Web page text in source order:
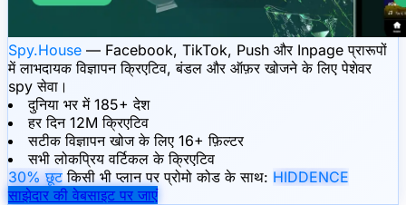
Spy.House — Facebook, TikTok, Push और Inpage प्रारूपों
में लाभदायक विज्ञापन क्रिएटिव, बंडल और ऑफ़र खोजने के लिए पेशेवर
spy सेवा।
दुनिया भर में 185+ देश
हर दिन 12M क्रिएटिव
सटीक विज्ञापन खोज के लिए 16+ फ़िल्टर
सभी लोकप्रिय वर्टिकल के क्रिएटिव
30% छूट किसी भी प्लान पर प्रोमो कोड के साथ: HIDDENCE
साझेदार की वेबसाइट पर जाएं